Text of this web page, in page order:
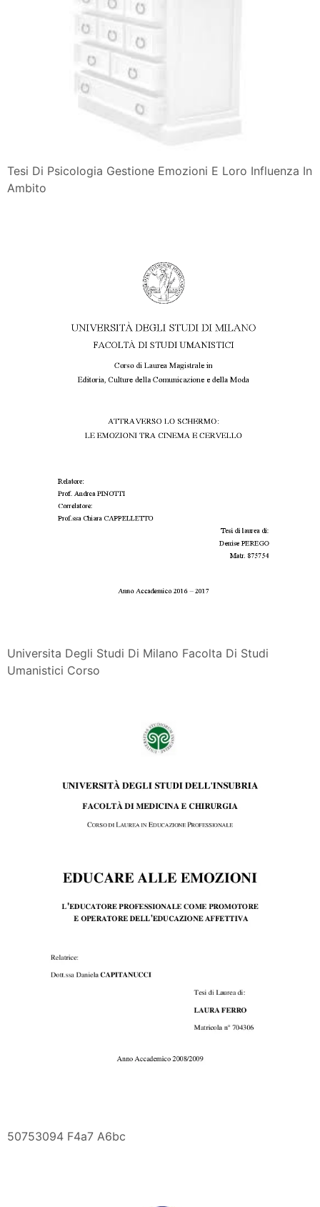
Tesi Di Psicologia Gestione Emozioni E Loro Influenza In
Ambito
Universita Degli Studi Di Milano Facolta Di Studi
Umanistici Corso
50753094 F4a7 A6bc